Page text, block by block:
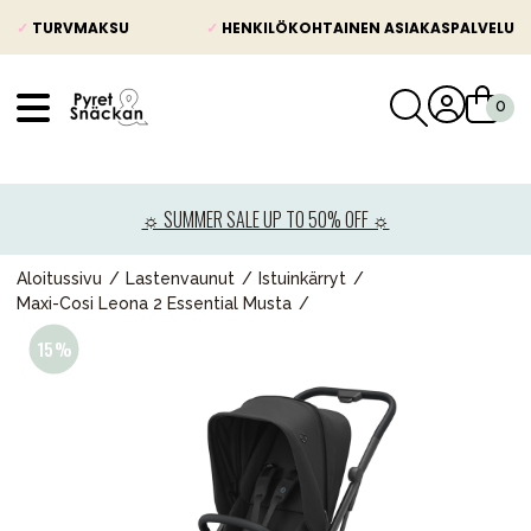
✓ TURVMAKSU ✓ HENKILÖKOHTAINEN ASIAKASPALVELU
☼ SUMMER SALE UP TO 50% OFF ☼
Aloitussivu Lastenvaunut
Istuinkärryt
Maxi-Cosi Leona 2 Essential Musta
Lastenvaunut
Lasten turvaistuimet
Lelut ja pelit
Äiti & Isä
Huonekalut & vuodevaatteet